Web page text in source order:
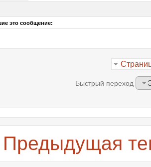
это сообщение:
Быстрый переход
Предыдущая